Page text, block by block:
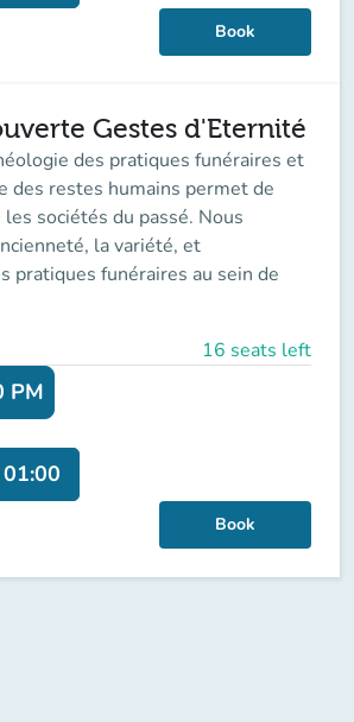
Book
Gestes d'Eternité
des pratiques funéraires et
des restes humains permet de
sociétés du passé. Nous
la variété, et
pratiques funéraires au sein de
16 seats left
PM
01:00
Book